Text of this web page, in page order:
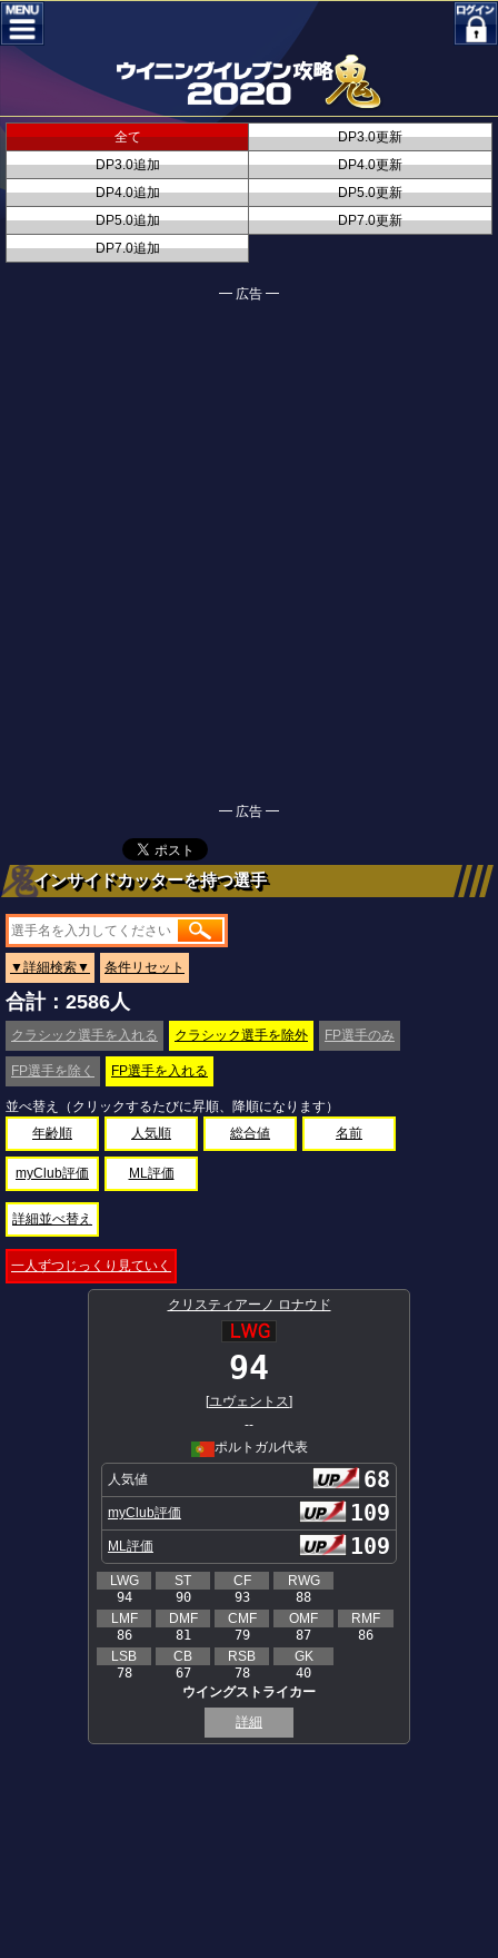
全て
DP3.0更新
DP3.0追加
DP4.0更新
DP4.0追加
DP5.0更新
DP5.0追加
DP7.0更新
DP7.0追加
━ 広告 ━
━ 広告 ━
インサイドカッターを持つ選手
▼詳細検索▼ 条件リセット
合計：2586人
クラシック選手を入れる クラシック選手を除外 FP選手のみ
FP選手を除く FP選手を入れる
並べ替え（クリックするたびに昇順、降順になります）
年齢順
人気順 総合値 名前
myClub評価 ML評価
詳細並べ替え
一人ずつじっくり見ていく
クリスティアーノ ロナウド
94
[ユヴェントス]
--
ポルトガル代表
人気値 68
myClub評価 109
ML評価 109
LWG
94
ST
90
CF
93
RWG
88
LMF
86
DMF
81
CMF
79
OMF
87
RMF
86
LSB
78
CB
67
RSB
78
GK
40
ウイングストライカー
詳細